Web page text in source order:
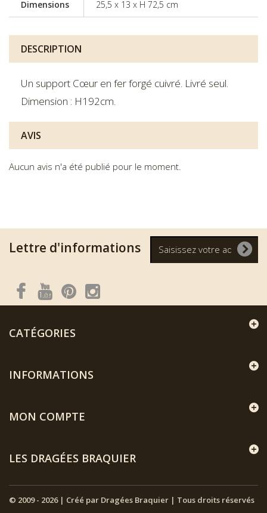
Dimensions 25,5 x 13 x H 72,5 cm
DESCRIPTION
Un support Cœur en fer forgé cuivré. Livré seul.
Dimension : H192cm.
AVIS
Aucun avis n'a été publié pour le moment.
Lettre d'informations
CATÉGORIES
INFORMATIONS
© 2009 - 2026 | Créé par Dragées Braquier | Tous droits réservés
MON COMPTE
LES DRAGÉES BRAQUIER